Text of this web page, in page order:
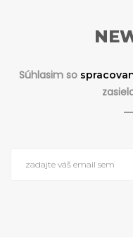
Súhlasim so